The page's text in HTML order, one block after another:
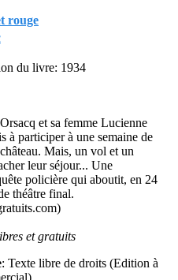
rouge
du livre: 1934
et sa femme Lucienne
à participer à une semaine de
Mais, un vol et un
leur séjour... Une
policière qui aboutit, en 24
théâtre final.
et gratuits
: Texte libre de droits (Edition à